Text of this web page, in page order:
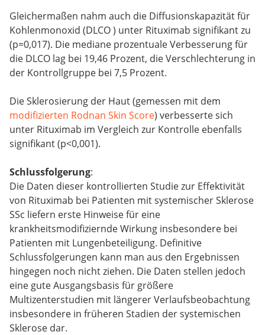
Gleichermaßen nahm auch die Diffusionskapazität für
Kohlenmonoxid (DLCO ) unter Rituximab signifikant zu
(p=0,017). Die mediane prozentuale Verbesserung für
die DLCO lag bei 19,46 Prozent, die Verschlechterung in
der Kontrollgruppe bei 7,5 Prozent.
Die Sklerosierung der Haut (gemessen mit dem
modifizierten Rodnan Skin Score) verbesserte sich
unter Rituximab im Vergleich zur Kontrolle ebenfalls
signifikant (p<0,001).
Schlussfolgerung:
Die Daten dieser kontrollierten Studie zur Effektivität
von Rituximab bei Patienten mit systemischer Sklerose
SSc liefern erste Hinweise für eine
krankheitsmodifiziernde Wirkung insbesondere bei
Patienten mit Lungenbeteiligung. Definitive
Schlussfolgerungen kann man aus den Ergebnissen
hingegen noch nicht ziehen. Die Daten stellen jedoch
eine gute Ausgangsbasis für größere
Multizenterstudien mit längerer Verlaufsbeobachtung
insbesondere in früheren Stadien der systemischen
Sklerose dar.